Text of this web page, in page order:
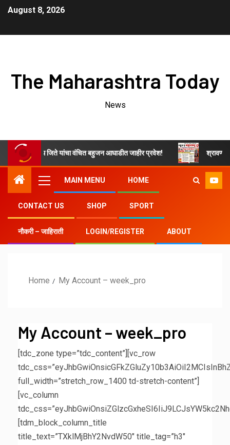
August 8, 2026
The Maharashtra Today
News
जिते यांचा वंचित बहुजन आघाडीत जाहीर प्रवेश! श्रावण महिन्यात
MAIN MENU HOME
CONTACT US SHOP SPORT
नौकरी – जाहिराती LOGIN/REGISTER ABOUT
Home My Account – week_pro
My Account – week_pro
[tdc_zone type=”tdc_content”][vc_row
full_width=”stretch_row_1400 td-stretch-content”]
[vc_column
[tdm_block_column_title
title_text=”TXklMjBhY2NvdW50″ title_tag=”h3″